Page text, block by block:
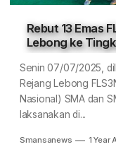
Rebut 13 Emas
Lebong ke
Senin 07/07/2025,
Rejang Lebong
Nasional) SMA dan
laksanakan di...
Smansanews 1 Year